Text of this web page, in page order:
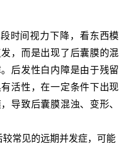
时间视力下降，看东西模
，而是出现了后囊膜的混
后发性白内障是由于残留
活性，在一定条件下出现
导致后囊膜混浊、变形、
常见的远期并发症，可能